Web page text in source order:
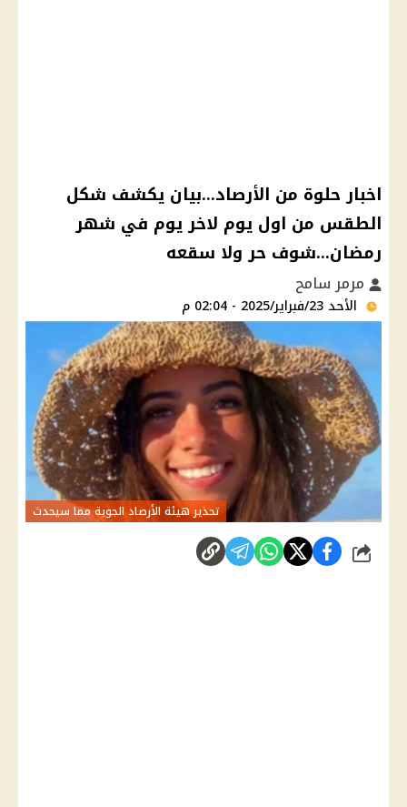
اخبار حلوة من الأرصاد...بيان يكشف شكل
الطقس من اول يوم لاخر يوم في شهر
رمضان...شوف حر ولا سقعه
مرمر سامح
الأحد 23/فبراير/2025 - 02:04 م
تحذير هيئة الأرصاد الجوية مما سيحدث
شارك